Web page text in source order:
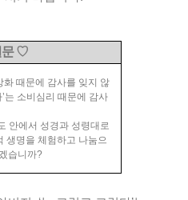
문♡
화 때문에 감사를 잊지 않
’는 소비심리 때문에 감사
안에서 성경과 성령대로
생명을 체험하고 나눔으
습니까?